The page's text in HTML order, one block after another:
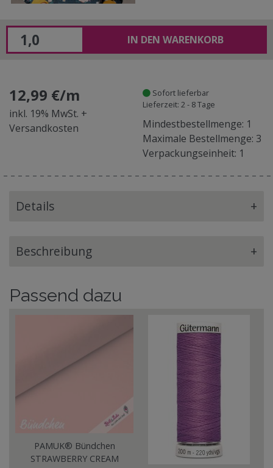
IN DEN WARENKORB
12,99 €/m
inkl. 19% MwSt. +
Versandkosten
Sofort lieferbar
Lieferzeit: 2 - 8 Tage
Mindestbestellmenge: 1
Maximale Bestellmenge: 3
Verpackungseinheit: 1
Details +
Beschreibung +
Passend dazu
PAMUK® Bündchen
STRAWBERRY CREAM